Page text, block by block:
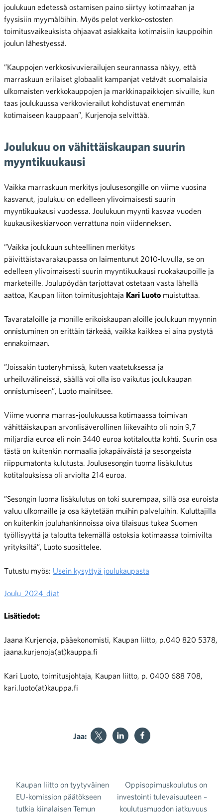
joulukuun edetessä ostamisen paino siirtyy kotimaahan ja
fyysisiin myymälöihin. Myös pelot verkko-ostosten
toimitusvaikeuksista ohjaavat asiakkaita kotimaisiin kauppoihin
joulun lähestyessä.
”Kauppojen verkkosivuvierailujen seurannassa näkyy, että
marraskuun erilaiset globaalit kampanjat vetävät suomalaisia
ulkomaisten verkkokauppojen ja markkinapaikkojen sivuille, kun
taas joulukuussa verkkovierailut kohdistuvat enemmän
kotimaiseen kauppaan”, Kurjenoja selvittää.
Joulukuu on vähittäiskaupan suurin
myyntikuukausi
Vaikka marraskuun merkitys joulusesongille on viime vuosina
kasvanut, joulukuu on edelleen ylivoimaisesti suurin
myyntikuukausi vuodessa. Joulukuun myynti kasvaa vuoden
kuukausikeskiarvoon verrattuna noin viidenneksen.
”Vaikka joulukuun suhteellinen merkitys
päivittäistavarakaupassa on laimentunut 2010-luvulla, se on
edelleen ylivoimaisesti suurin myyntikuukausi ruokakaupoille ja
marketeille. Joulupöydän tarjottavat ostetaan vasta lähellä
aattoa, Kaupan liiton toimitusjohtaja Kari Luoto muistuttaa.
Tavarataloille ja monille erikoiskaupan aloille joulukuun myynnin
onnistuminen on erittäin tärkeää, vaikka kaikkea ei aina pystytä
ennakoimaan.
”Joissakin tuoteryhmissä, kuten vaatetuksessa ja
urheiluvälineissä, säällä voi olla iso vaikutus joulukaupan
onnistumiseen”, Luoto mainitsee.
Viime vuonna marras-joulukuussa kotimaassa toimivan
vähittäiskaupan arvonlisäverollinen liikevaihto oli noin 9,7
miljardia euroa eli noin 3440 euroa kotitaloutta kohti. Suurin osa
tästä on kuitenkin normaalia jokapäiväistä ja sesongeista
riippumatonta kulutusta. Joulusesongin tuoma lisäkulutus
kotitalouksissa oli arviolta 214 euroa.
”Sesongin luoma lisäkulutus on toki suurempaa, sillä osa euroista
valuu ulkomaille ja osa käytetään muihin palveluihin. Kuluttajilla
on kuitenkin jouluhankinnoissa oiva tilaisuus tukea Suomen
työllisyyttä ja taloutta tekemällä ostoksia kotimaassa toimivilta
yrityksiltä”, Luoto suosittelee.
Tutustu myös: Usein kysyttyä joulukaupasta
Joulu_2024_diat
Lisätiedot:
Jaana Kurjenoja, pääekonomisti, Kaupan liitto, p.040 820 5378,
jaana.kurjenoja(at)kauppa.fi
Kari Luoto, toimitusjohtaja, Kaupan liitto, p. 0400 688 708,
kari.luoto(at)kauppa.fi
Jaa:
Artikkelien selaus
Kaupan liitto on tyytyväinen
EU-komission päätökseen
tutkia kiinalaisen Temun
Oppisopimuskoulutus on
investointi tulevaisuuteen –
koulutusmuodon jatkuvuus